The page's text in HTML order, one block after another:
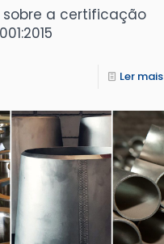
sobre a certificação
Ler mais